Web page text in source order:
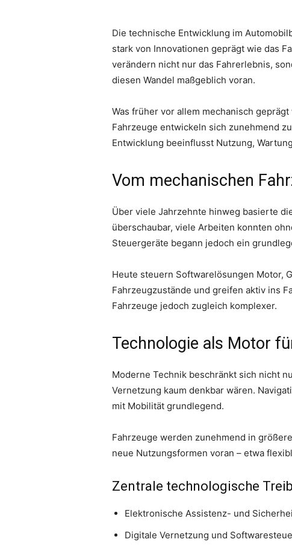
Die technische Entwicklung im
stark von Innovationen geprägt wie das
verändern nicht nur das Fahrerlebnis,
diesen Wandel maßgeblich voran.
Was früher vor allem mechanisch
Fahrzeuge entwickeln sich zunehmend
Entwicklung beeinflusst Nutzung,
Vom mechanischen
Über viele Jahrzehnte hinweg basierte
überschaubar, viele Arbeiten konnten
Steuergeräte begann jedoch ein
Heute steuern Softwarelösungen Motor,
Fahrzeugzustände und greifen aktiv ins
Fahrzeuge jedoch zugleich komplexer.
Technologie als Motor
Moderne Technik beschränkt sich nicht
Vernetzung kaum denkbar wären.
mit Mobilität grundlegend.
Fahrzeuge werden zunehmend in
neue Nutzungsformen voran – etwa
Zentrale technologische
Elektronische Assistenz- und
Digitale Vernetzung und